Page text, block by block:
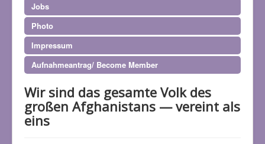
Jobs
Photo
Impressum
Aufnahmeantrag/ Become Member
Wir sind das gesamte Volk des
großen Afghanistans — vereint als
eins